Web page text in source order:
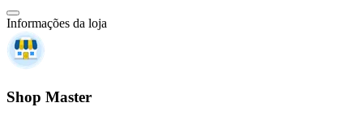
Informações da loja
Shop Master